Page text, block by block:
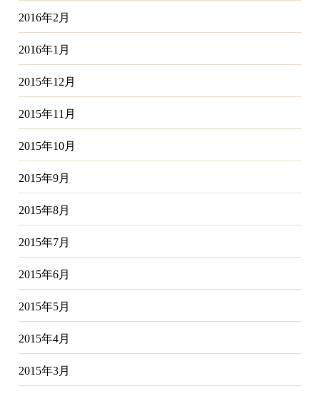
2016年2月
2016年1月
2015年12月
2015年11月
2015年10月
2015年9月
2015年8月
2015年7月
2015年6月
2015年5月
2015年4月
2015年3月